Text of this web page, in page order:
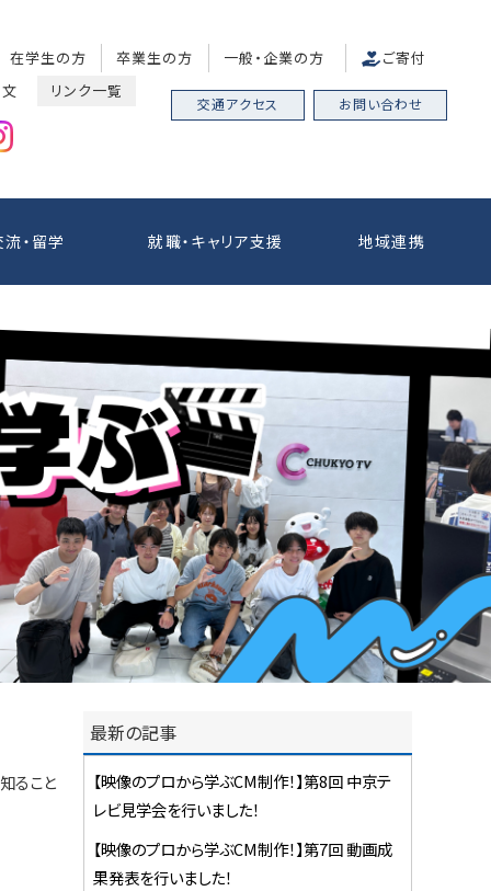
在学生の方 卒業生の方 一般・企業の方
ご寄付
リンク一覧
交通アクセス お問い合わせ
・留学 就職・キャリア支援 地域連携
ること
最新の記事
【映像のプロから学ぶCM制作！】第8回 中京テ
レビ見学会を行いました！
【映像のプロから学ぶCM制作！】第7回 動画成
果発表を行いました！